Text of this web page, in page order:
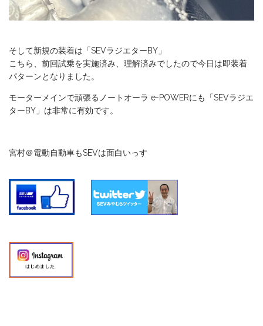
そして新規の装着は「SEVラジエターBY」
こちら、前回試乗を実施済み、理解済みでしたので今日は即装着
パターンとなりました。
モーターメインで頑張るノートオーラ e-POWERにも「SEVラジエ
ターBY」は非常に有効です。
宮村＠電動自動車もSEVは面白いっす